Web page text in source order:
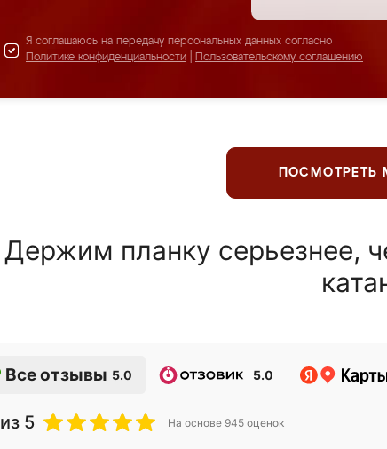
Я соглашаюсь на передачу персональных данных согласно
Политике конфиденциальности
Пользовательскому соглашению
ПОСМОТРЕТЬ
Держим планку серьезнее,
Все отзывы 5.0 5.0
из 5 На основе 945 оценок